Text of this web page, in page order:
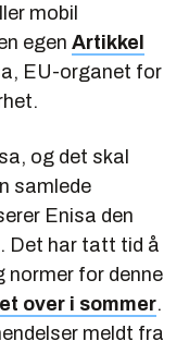
mobil
egen Artikkel
EU-organet for
og det skal
samlede
Enisa den
Det har tatt tid å
normer for denne
over i sommer.
meldt fra